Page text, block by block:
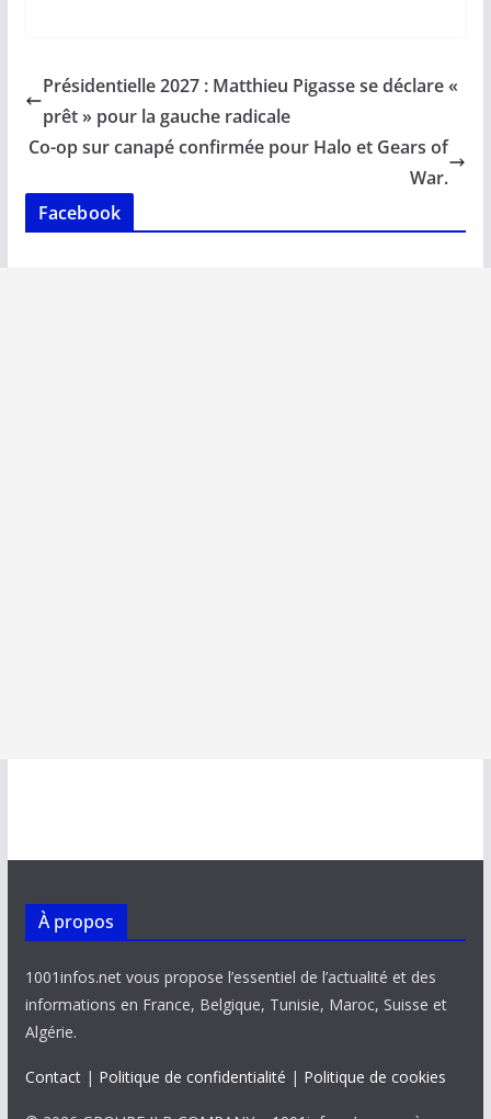
b
o
o
k
l s
A
p
e
dI
n
y
n
g
Présidentielle 2027 : Matthieu Pigasse se déclare «
prêt » pour la gauche radicale
Co-op sur canapé confirmée pour Halo et Gears of
War.
Facebook
À propos
1001infos.net vous propose l’essentiel de l’actualité et des
informations en France, Belgique, Tunisie, Maroc, Suisse et
Algérie.
Contact| Politique de confidentialité | Politique de cookies